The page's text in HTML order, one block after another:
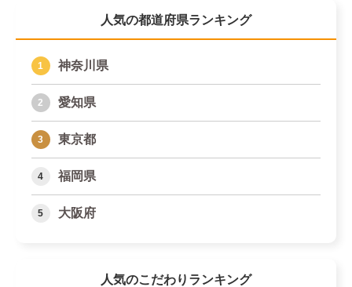
人気の都道府県ランキング
神奈川県
愛知県
東京都
福岡県
大阪府
人気のこだわりランキング